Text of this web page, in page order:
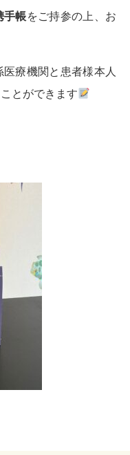
手帳をご持参の上、お
療機関と患者様本人
とができます